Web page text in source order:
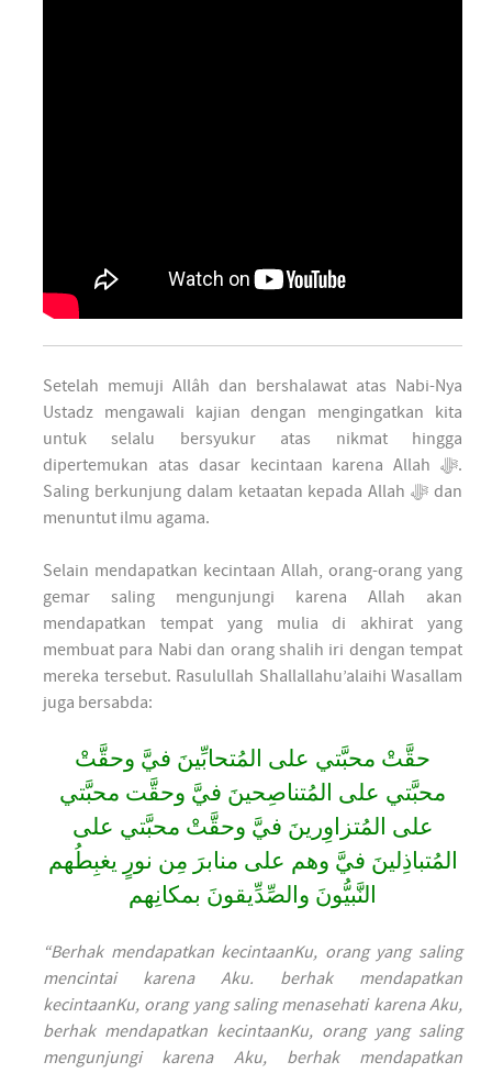
Setelah memuji Allâh dan bershalawat atas Nabi-Nya
Ustadz mengawali kajian dengan mengingatkan kita
untuk selalu bersyukur atas nikmat hingga
dipertemukan atas dasar kecintaan karena Allah ﷻ.
Saling berkunjung dalam ketaatan kepada Allah ﷻ dan
menuntut ilmu agama.
Selain mendapatkan kecintaan Allah, orang-orang yang
gemar saling mengunjungi karena Allah akan
mendapatkan tempat yang mulia di akhirat yang
membuat para Nabi dan orang shalih iri dengan tempat
mereka tersebut. Rasulullah Shallallahu’alaihi Wasallam
juga bersabda:
حقَّتْ محبَّتي على المُتحابِّينَ فيَّ وحقَّتْ
محبَّتي على المُتناصِحينَ فيَّ وحقَّت محبَّتي
على المُتزاوِرينَ فيَّ وحقَّتْ محبَّتي على
المُتباذِلينَ فيَّ وهم على منابرَ مِن نورٍ يغبِطُهم
النَّبيُّونَ والصِّدِّيقونَ بمكانِهم
“Berhak mendapatkan kecintaanKu, orang yang saling
mencintai karena Aku. berhak mendapatkan
kecintaanKu, orang yang saling menasehati karena Aku,
berhak mendapatkan kecintaanKu, orang yang saling
mengunjungi karena Aku, berhak mendapatkan